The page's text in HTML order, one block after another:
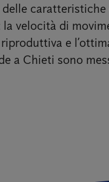
la velocità di
e
a Chieti sono